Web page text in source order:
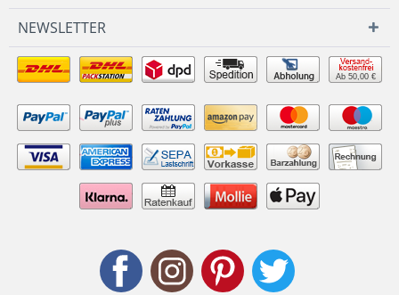
NEWSLETTER
Ab 50,00 €